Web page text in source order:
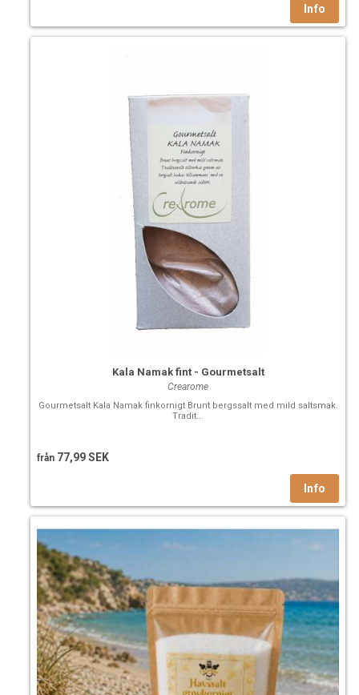
Kala Namak fint - Gourmetsalt
Crearome
Gourmetsalt Kala Namak finkornigt Brunt bergssalt med mild saltsmak.
Tradit...
från 77,99 SEK